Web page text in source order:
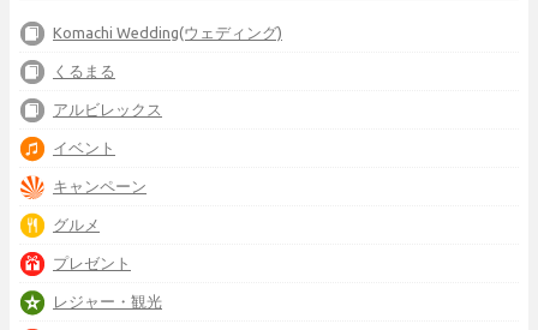
Komachi Wedding(ウェディング)
くるまる
アルビレックス
イベント
キャンペーン
グルメ
プレゼント
レジャー・観光